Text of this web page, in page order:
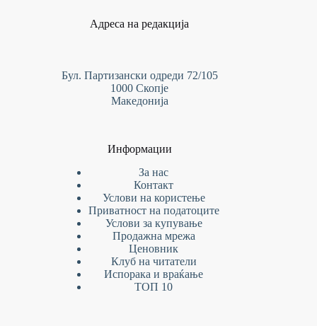
Адреса на редакција
Бул. Партизански одреди 72/105
1000 Скопје
Македонија
Информации
За нас
Контакт
Услови на користење
Приватност на податоците
Услови за купување
Продажна мрежа
Ценовник
Клуб на читатели
Испорака и враќање
ТОП 10